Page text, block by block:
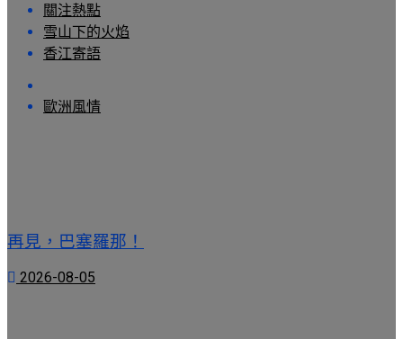
關注熱點
雪山下的火焰
香江寄語
歐洲風情
再見，巴塞羅那！
2026-08-05